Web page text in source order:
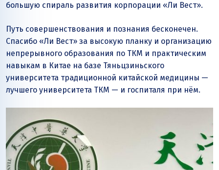
большую спираль развития корпорации «Ли Вест».
Путь совершенствования и познания бесконечен.
Спасибо «Ли Вест» за высокую планку и организацию
непрерывного образования по ТКМ и практическим
навыкам в Китае на базе Тяньцзиньского
университета традиционной китайской медицины —
лучшего университета ТКМ — и госпиталя при нём.